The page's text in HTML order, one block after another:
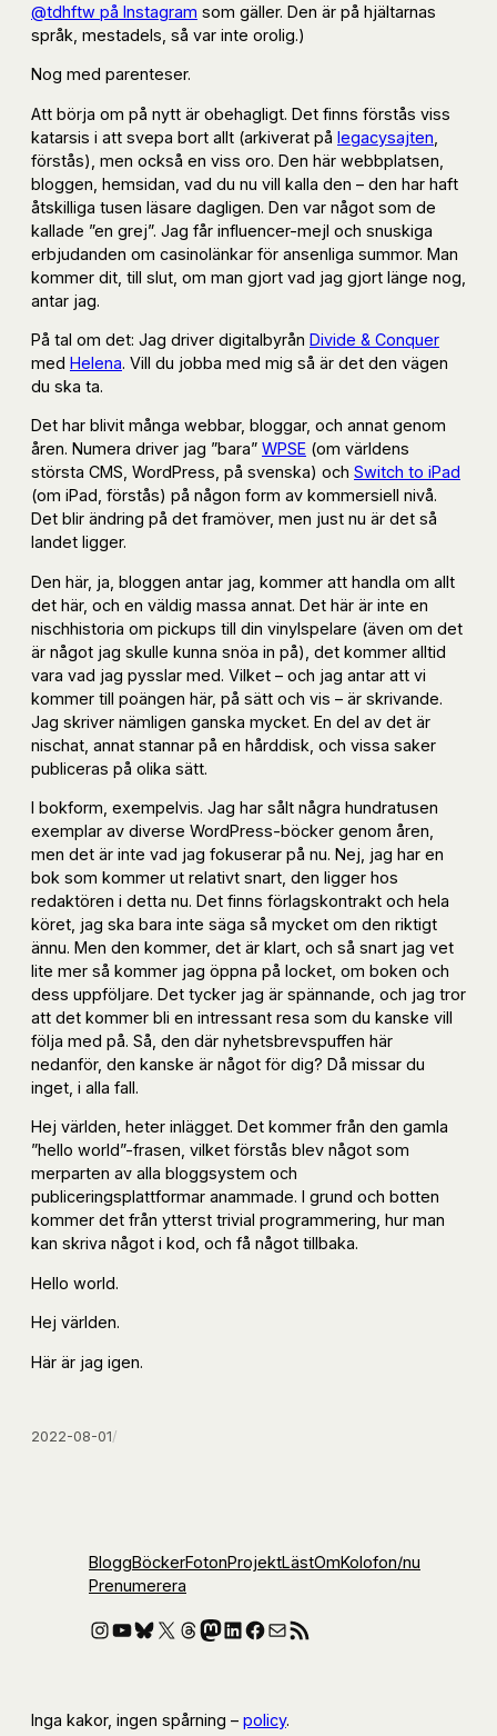
@tdhftw på Instagram som gäller. Den är på hjältarnas
språk, mestadels, så var inte orolig.)
Nog med parenteser.
Att börja om på nytt är obehagligt. Det finns förstås viss
katarsis i att svepa bort allt (arkiverat på legacysajten
förstås), men också en viss oro. Den här webbplatsen,
bloggen, hemsidan, vad du nu vill kalla den – den har haft
åtskilliga tusen läsare dagligen. Den var något som de
kallade ”en grej”. Jag får influencer-mejl och snuskiga
erbjudanden om casinolänkar för ansenliga summor. Man
kommer dit, till slut, om man gjort vad jag gjort länge nog,
antar jag.
På tal om det: Jag driver digitalbyrån Divide & Conquer
med Helena. Vill du jobba med mig så är det den vägen
du ska ta.
Det har blivit många webbar, bloggar, och annat genom
åren. Numera driver jag ”bara” WPSE (om världens
största CMS, WordPress, på svenska) och Switch to iPad
(om iPad, förstås) på någon form av kommersiell nivå.
Det blir ändring på det framöver, men just nu är det så
landet ligger.
Den här, ja, bloggen antar jag, kommer att handla om allt
det här, och en väldig massa annat. Det här är inte en
nischhistoria om pickups till din vinylspelare (även om det
är något jag skulle kunna snöa in på), det kommer alltid
vara vad jag pysslar med. Vilket – och jag antar att vi
kommer till poängen här, på sätt och vis – är skrivande.
Jag skriver nämligen ganska mycket. En del av det är
nischat, annat stannar på en hårddisk, och vissa saker
publiceras på olika sätt.
I bokform, exempelvis. Jag har sålt några hundratusen
exemplar av diverse WordPress-böcker genom åren,
men det är inte vad jag fokuserar på nu. Nej, jag har en
bok som kommer ut relativt snart, den ligger hos
redaktören i detta nu. Det finns förlagskontrakt och hela
köret, jag ska bara inte säga så mycket om den riktigt
ännu. Men den kommer, det är klart, och så snart jag vet
lite mer så kommer jag öppna på locket, om boken och
dess uppföljare. Det tycker jag är spännande, och jag tror
att det kommer bli en intressant resa som du kanske vill
följa med på. Så, den där nyhetsbrevspuffen här
nedanför, den kanske är något för dig? Då missar du
inget, i alla fall.
Hej världen, heter inlägget. Det kommer från den gamla
”hello world”-frasen, vilket förstås blev något som
merparten av alla bloggsystem och
publiceringsplattformar anammade. I grund och botten
kommer det från ytterst trivial programmering, hur man
kan skriva något i kod, och få något tillbaka.
Hello world.
Hej världen.
Här är jag igen.
2022-08-01/
BloggBöckerFotonProjektLästOmKolofon/nu
Prenumerera
Instagram
YouTube
Bluesky
X Threads
Mastodon
LinkedIn
Facebook
E-postRSS-flöde
Inga kakor, ingen spårning – policy.